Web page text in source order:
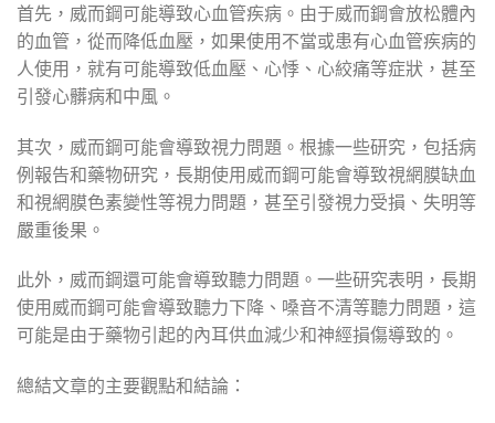
首先，威而鋼可能導致心血管疾病。由于威而鋼會放松體內
的血管，從而降低血壓，如果使用不當或患有心血管疾病的
人使用，就有可能導致低血壓、心悸、心絞痛等症狀，甚至
引發心髒病和中風。
其次，威而鋼可能會導致視力問題。根據一些研究，包括病
例報告和藥物研究，長期使用威而鋼可能會導致視網膜缺血
和視網膜色素變性等視力問題，甚至引發視力受損、失明等
嚴重後果。
此外，威而鋼還可能會導致聽力問題。一些研究表明，長期
使用威而鋼可能會導致聽力下降、嗓音不清等聽力問題，這
可能是由于藥物引起的內耳供血減少和神經損傷導致的。
總結文章的主要觀點和結論：